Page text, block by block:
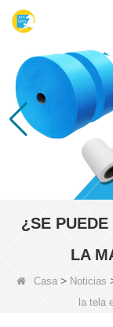
¿SE
LA
Casa> Noticias
la tela